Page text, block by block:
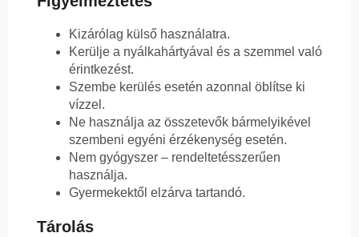
Kizárólag külső használatra.
Kerülje a nyálkahártyával és a szemmel való
érintkezést.
Szembe kerülés esetén azonnal öblítse ki
vízzel.
Ne használja az összetevők bármelyikével
szembeni egyéni érzékenység esetén.
Nem gyógyszer – rendeltetésszerűen
használja.
Gyermekektől elzárva tartandó.
Tárolás